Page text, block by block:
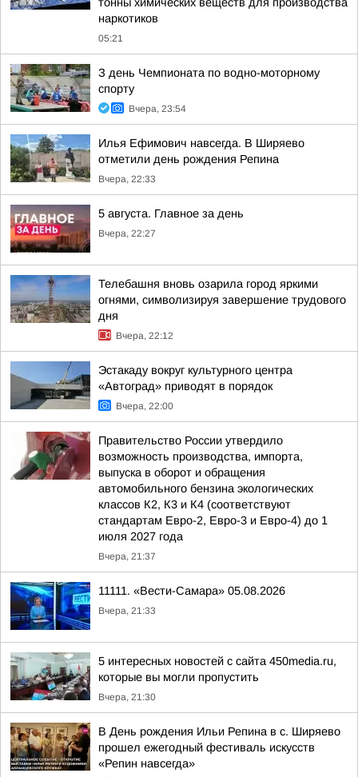
наркотиков
05:21
З день Чемпионата по водно-моторному
спорту
Вчера, 23:54
Илья Ефимович навсегда. В Ширяево
отметили день рождения Репина
Вчера, 22:33
5 августа. Главное за день
Вчера, 22:27
Телебашня вновь озарила город яркими
огнями, символизируя завершение трудового
дня
Вчера, 22:12
Эстакаду вокруг культурного центра
«Автоград» приводят в порядок
Вчера, 22:00
Правительство России утвердило
возможность производства, импорта,
выпуска в оборот и обращения
автомобильного бензина экологических
классов К2, К3 и К4 (соответствуют
стандартам Евро-2, Евро-3 и Евро-4) до 1
июля 2027 года
Вчера, 21:37
11111. «Вести-Самара» 05.08.2026
Вчера, 21:33
5 интересных новостей с сайта 450media.ru,
которые вы могли пропустить
Вчера, 21:30
В День рождения Ильи Репина в с. Ширяево
прошел ежегодный фестиваль искусств
«Репин навсегда»